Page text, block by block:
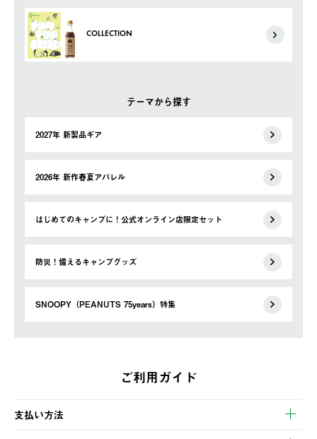
COLLECTION
テーマから探す
2027年 新製品ギア
2026年 新作春夏アパレル
はじめてのキャンプに！公式オンライン店限定セット
防災！備えるキャンプグッズ
SNOOPY（PEANUTS 75years）特集
ご利用ガイド
支払い方法